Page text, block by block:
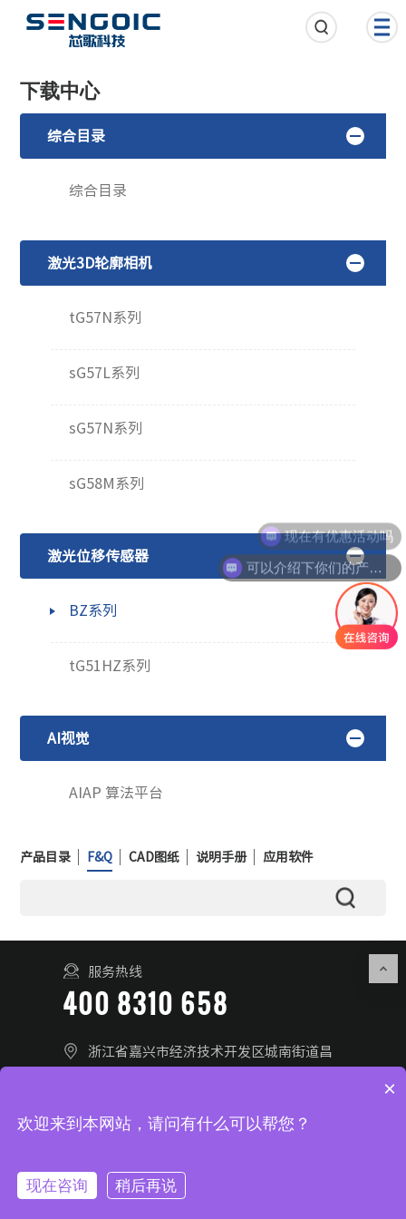
下载中心
综合目录
综合目录
激光3D轮廓相机
tG57N系列
sG57L系列
sG57N系列
sG58M系列
激光位移传感器
BZ系列
tG51HZ系列
AI视觉
AIAP 算法平台
产品目录 F&Q CAD图纸 说明手册 应用软件
服务热线
400 8310 658
浙江省嘉兴市经济技术开发区城南街道昌
联系我们 在线留言
© 2025 浙江芯歌智能科技有限公司 All Rights Reserved.
可以介绍下你们的产品么
现在有优惠活动吗
×
欢迎来到本网站，请问有什么可以帮您？
现在咨询 稍后再说